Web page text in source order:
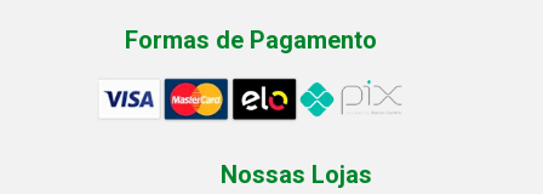
Formas de Pagamento
Nossas Lojas